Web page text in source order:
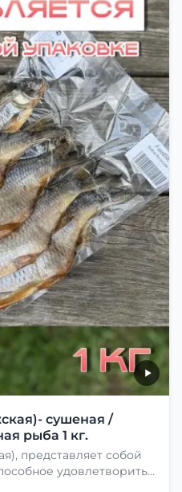
сушеная /
рыба 1 кг.
представляет собой
удовлетворить